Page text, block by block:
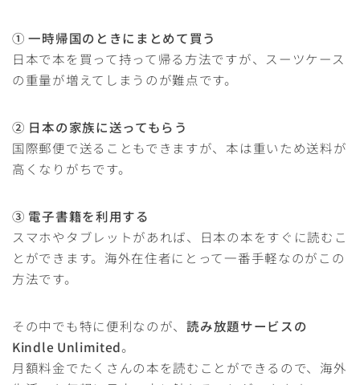
① 一時帰国のときにまとめて買う
日本で本を買って持って帰る方法ですが、スーツケース
の重量が増えてしまうのが難点です。
② 日本の家族に送ってもらう
国際郵便で送ることもできますが、本は重いため送料が
高くなりがちです。
③ 電子書籍を利用する
スマホやタブレットがあれば、日本の本をすぐに読むこ
とができます。海外在住者にとって一番手軽なのがこの
方法です。
その中でも特に便利なのが、読み放題サービスの
Kindle Unlimited。
月額料金でたくさんの本を読むことができるので、海外